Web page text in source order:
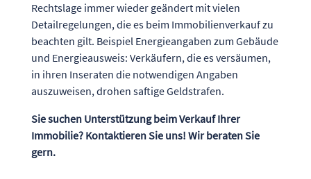
Rechtslage immer wieder geändert mit vielen
Detailregelungen, die es beim Immobilienverkauf zu
beachten gilt. Beispiel Energieangaben zum Gebäude
und Energieausweis: Verkäufern, die es versäumen,
in ihren Inseraten die notwendigen Angaben
auszuweisen, drohen saftige Geldstrafen.
Sie suchen Unterstützung beim Verkauf Ihrer
Immobilie? Kontaktieren Sie uns! Wir beraten Sie
gern.